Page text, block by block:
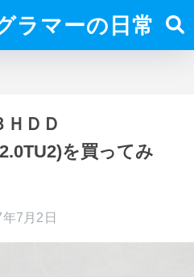
ラマーの日常
ＨＤＤ
を買ってみ
7月2日